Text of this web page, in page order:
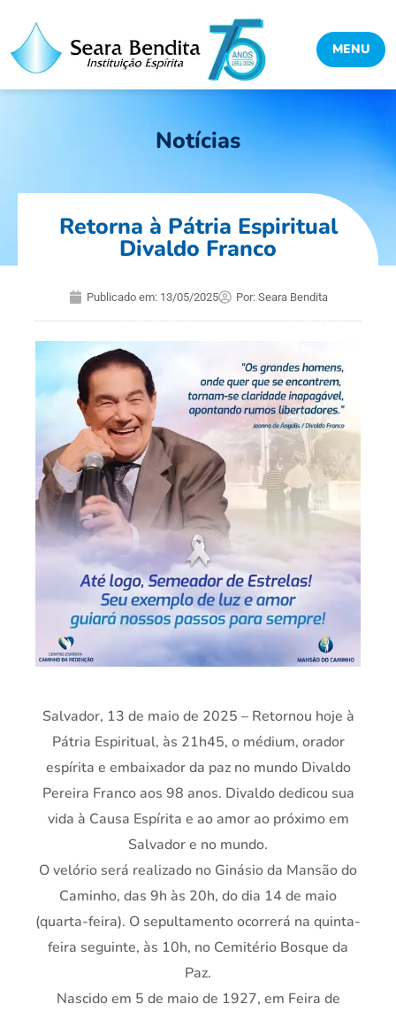
MENU
Notícias
Retorna à Pátria Espiritual
Divaldo Franco
Publicado em: 13/05/2025 Por: Seara Bendita
Salvador, 13 de maio de 2025 – Retornou hoje à
Pátria Espiritual, às 21h45, o médium, orador
espírita e embaixador da paz no mundo Divaldo
Pereira Franco aos 98 anos. Divaldo dedicou sua
vida à Causa Espírita e ao amor ao próximo em
Salvador e no mundo.
O velório será realizado no Ginásio da Mansão do
Caminho, das 9h às 20h, do dia 14 de maio
(quarta-feira). O sepultamento ocorrerá na quinta-
feira seguinte, às 10h, no Cemitério Bosque da
Paz.
Nascido em 5 de maio de 1927, em Feira de